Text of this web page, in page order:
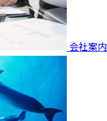
会社案内